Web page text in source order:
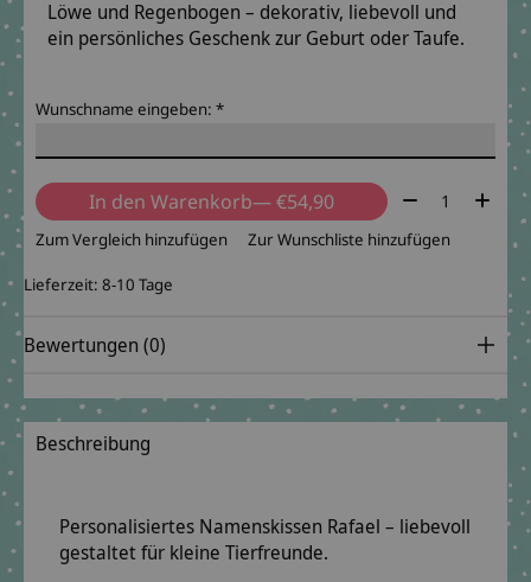
Löwe und Regenbogen – dekorativ, liebevoll und
ein persönliches Geschenk zur Geburt oder Taufe.
Wunschname eingeben: *
In den Warenkorb — €54,90 Menge:
Zum Vergleich hinzufügen Zur Wunschliste hinzufügen
Lieferzeit: 8-10 Tage
Bewertungen (0)
Beschreibung
Personalisiertes Namenskissen Rafael – liebevoll
gestaltet für kleine Tierfreunde.